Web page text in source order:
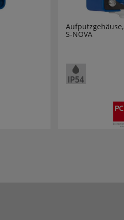
Aufputzgehäuse,
S-NOVA